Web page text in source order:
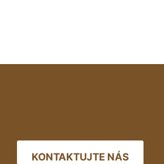
KONTAKTUJTE NÁS